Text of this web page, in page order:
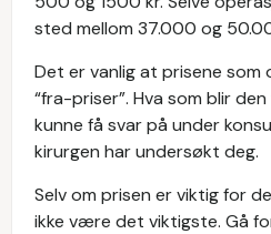
sted mellom 37.000 og
Det er vanlig at prisene
“fra-priser”. Hva som blir
kunne få svar på under
kirurgen har undersøkt deg.
Selv om prisen er viktig for
ikke være det viktigste. Gå